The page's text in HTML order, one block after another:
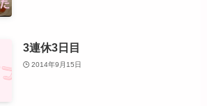
3連休3日目
2014年9月15日